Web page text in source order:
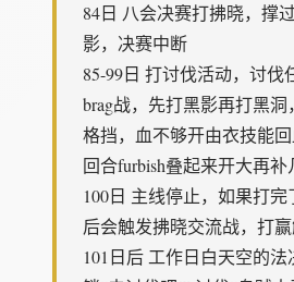
84日 八会决赛打拂晓，撑
影，决赛中断
85-99日 打讨伐活动，讨伐
brag战，先打黑影再打黑
格挡，血不够开由衣技能
回合furbish叠起来开大再补
100日 主线停止，如果打
后会触发拂晓交流战，打
101日后 工作日白天空的